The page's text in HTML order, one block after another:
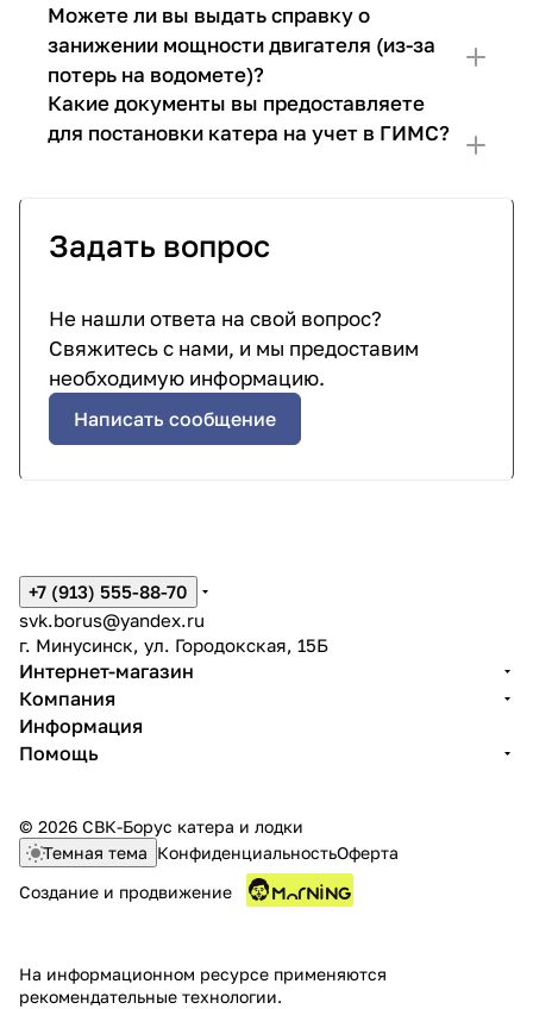
Можете ли вы выдать справку о
занижении мощности двигателя (из-за
потерь на водомете)?
Какие документы вы предоставляете
для постановки катера на учет в ГИМС?
Задать вопрос
Не нашли ответа на свой вопрос?
Свяжитесь с нами, и мы предоставим
необходимую информацию.
Написать сообщение
+7 (913) 555-88-70
svk.borus@yandex.ru
г. Минусинск, ул. Городокская, 15Б
Интернет-магазин
Компания
Информация
Помощь
© 2026 СВК-Борус катера и лодки
Темная тема КонфиденциальностьОферта
Создание и продвижение
На информационном ресурсе применяются
рекомендательные технологии.